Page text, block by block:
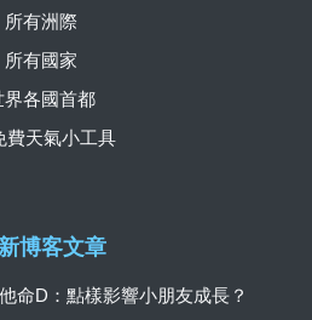
所有洲際
所有國家
界各國首都
費天氣小工具
博客文章
命D：點樣影響小朋友成長？